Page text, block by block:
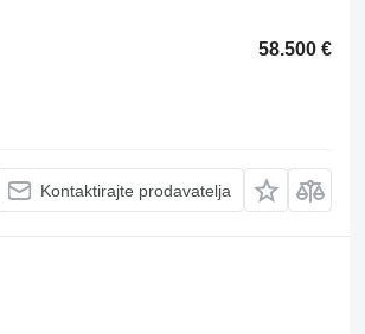
58.500 €
Kontaktirajte prodavatelja